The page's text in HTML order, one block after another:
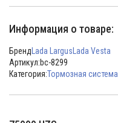
Информация о товаре:
Бренд Lada Largus Lada Vesta
Артикул:bc-8299
Категория:Тормозная система